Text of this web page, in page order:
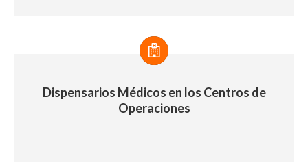
Dispensarios Médicos en los Centros de
Operaciones